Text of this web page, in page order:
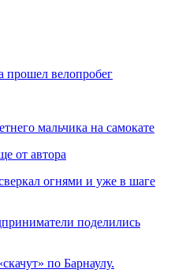
прошел велопробег
мальчика на самокате
от автора
огнями и уже в шаге
поделились
по Барнаулу.